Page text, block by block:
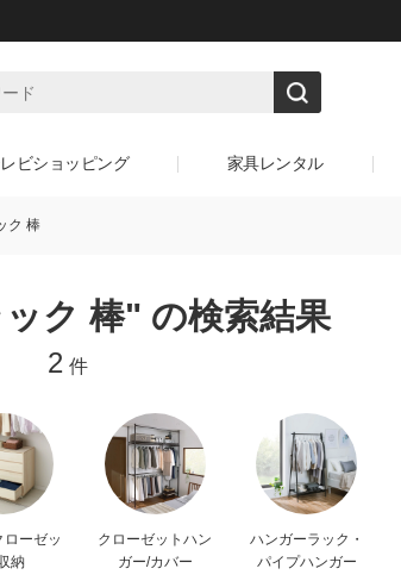
ビショッピング 家具レンタル
ク 棒
ク 棒" の検索結果
2 件
ローゼッ
納
クローゼットハン
ガー/カバー
ハンガーラック・
パイプハンガー